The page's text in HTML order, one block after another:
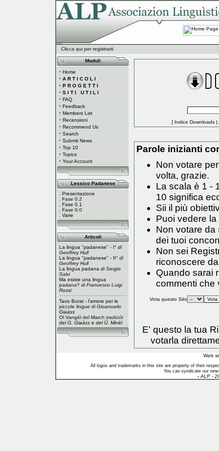
Clicca qui per registrarti
Moduli
· Home
· A R T I C O L I
· P R O G E T T I
· S I T I U T I L I
· FAQ
· Feedback
· Members List
· Recensioni
· Recommend Us
· Search
· Submit News
· Top 10
· Topics
· Your Account
Lessico Padanese
.Presentazione
.Fase 0.2
.Fase 0.1
.Fase 0.0
.Varie
Articoli
La lingua "padanese" - I° di
Geoffrey Hull
La lingua "padanese" - II° di
Geoffrey Hull
La lingua padana di Sergio
Salvi
Ma esiste una lingua
padana? di Francesco Luigi
Rossi
Tavo Burat - l'amore per le
piccole linguedi Gioancarlo
Giaàss
Ol Vangél del March tradüsìt
del G. Giaàss e del Ü. Minèl
[ Indice Downloads |
Parole inizianti
Non votare
volta, grazie.
La scala è 1 -
10 significa
Sii il più
Puoi vedere
Non votare da
dei tuoi
Non sei
riconoscere
Quando sarai
commenti che
Vota questo Sito
E' questo la tua
votarla
Web
All logos and trademarks in this site are property of their
You can syndicate our
- ALP -